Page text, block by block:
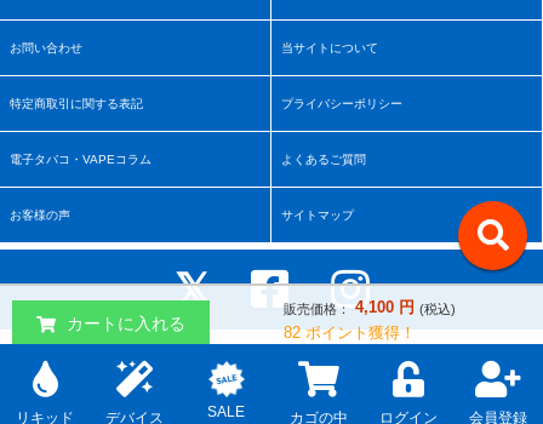
リキッド デバイス SALE カゴの中 ログイン 会員登録
カートに入れる
販売価格： 4,100 円 (税込)
82 ポイント獲得！
↑
お問い合わせ 当サイトについて
特定商取引に関する表記 プライバシーポリシー
電子タバコ・VAPEコラム よくあるご質問
お客様の声 サイトマップ